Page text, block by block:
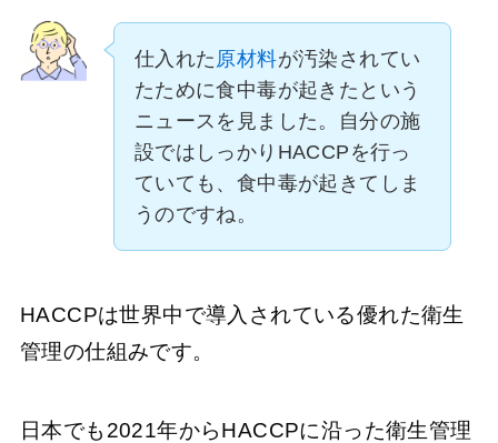
仕入れた 原材料が汚染されてい
たために食中毒が起きたという
ニュースを見ました。自分の施
設ではしっかりHACCPを行っ
ていても、食中毒が起きてしま
うのですね。
HACCPは世界中で導入されている優れた衛生
管理の仕組みです。
日本でも2021年からHACCPに沿った衛生管理